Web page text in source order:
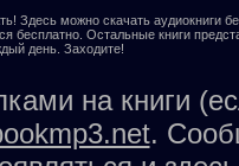
Здесь можно скачать аудиокниги
бесплатно. Остальные книги
день. Заходите!
на книги
.